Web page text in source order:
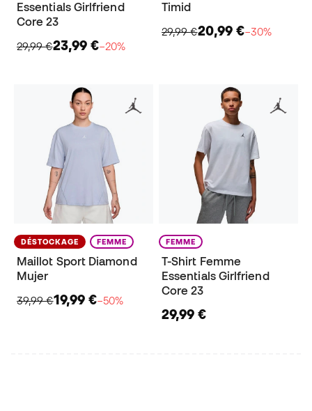
Essentials Girlfriend
Core 23
29,99 €23,99 €−20%
Timid
29,99 €20,99 €−30%
DÉSTOCKAGE FEMME
Maillot Sport Diamond
Mujer
39,99 €19,99 €−50%
FEMME
T-Shirt Femme
Essentials Girlfriend
Core 23
29,99 €